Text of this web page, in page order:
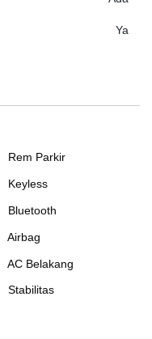
Ya
Rem Parkir
Keyless
Bluetooth
Airbag
AC Belakang
Stabilitas